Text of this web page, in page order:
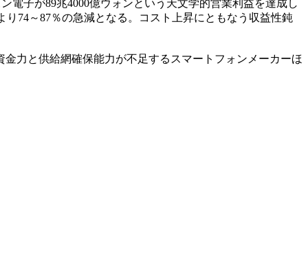
電子が89兆4000億ウォンという天文学的営業利益を達成し
74～87％の急減となる。コスト上昇にともなう収益性鈍
力と供給網確保能力が不足するスマートフォンメーカーほ